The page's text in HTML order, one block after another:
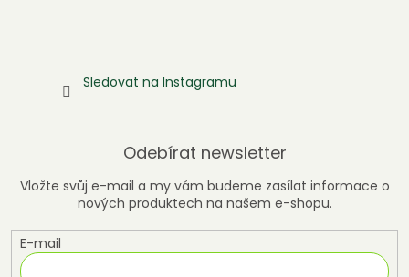
Sledovat na Instagramu
Odebírat newsletter
Vložte svůj e-mail a my vám budeme zasílat informace o
nových produktech na našem e-shopu.
E-mail